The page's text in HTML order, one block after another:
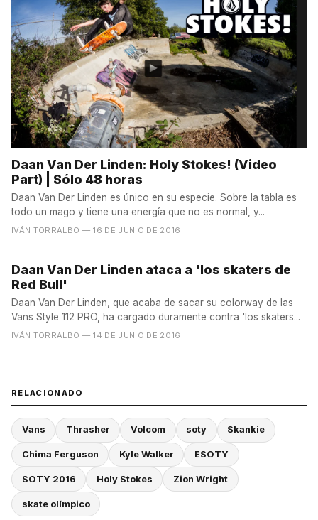
Daan Van Der Linden: Holy Stokes! (Video
Part) | Sólo 48 horas
Daan Van Der Linden es único en su especie. Sobre la tabla es
todo un mago y tiene una energía que no es normal, y...
IVÁN TORRALBO — 16 DE JUNIO DE 2016
Daan Van Der Linden ataca a 'los skaters de
Red Bull'
Daan Van Der Linden, que acaba de sacar su colorway de las
Vans Style 112 PRO, ha cargado duramente contra 'los skaters...
IVÁN TORRALBO — 14 DE JUNIO DE 2016
RELACIONADO
Vans Thrasher Volcom soty Skankie
Chima Ferguson Kyle Walker ESOTY
SOTY 2016 Holy Stokes Zion Wright
skate olímpico